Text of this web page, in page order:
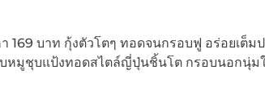
169 บาท กุ้งตัวโตๆ ทอดจนกรอบฟู อร่อยเต็ม
บหมูชุบแป้งทอดสไตล์ญี่ปุ่นชิ้นโต กรอบนอกนุ่ม